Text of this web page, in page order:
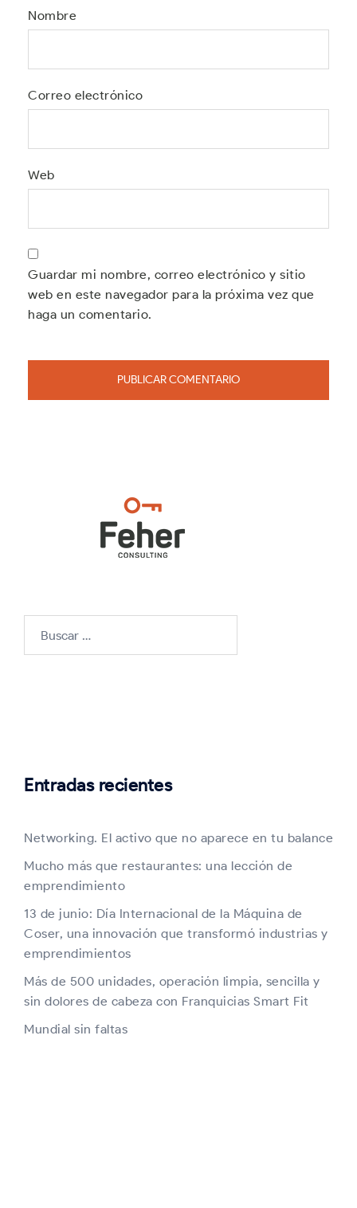
Nombre
Correo electrónico
Web
Guardar mi nombre, correo electrónico y sitio
web en este navegador para la próxima vez que
haga un comentario.
Entradas recientes
Networking. El activo que no aparece en tu balance
Mucho más que restaurantes: una lección de
emprendimiento
13 de junio: Día Internacional de la Máquina de
Coser, una innovación que transformó industrias y
emprendimientos
Más de 500 unidades, operación limpia, sencilla y
sin dolores de cabeza con Franquicias Smart Fit
Mundial sin faltas